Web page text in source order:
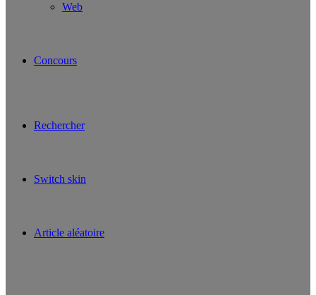
Web
Concours
Rechercher
Switch skin
Article aléatoire